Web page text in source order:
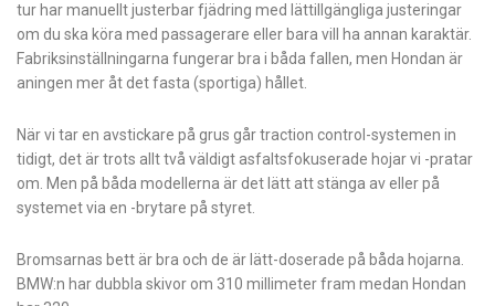
tur har manuellt justerbar fjädring med lättillgängliga justeringar
om du ska köra med passagerare eller bara vill ha annan karaktär.
Fabriksinställningarna fungerar bra i båda fallen, men Hondan är
aningen mer åt det fasta (sportiga) hållet.
När vi tar en avstickare på grus går traction control-systemen in
tidigt, det är trots allt två väldigt asfaltsfokuserade hojar vi -pratar
om. Men på båda modellerna är det lätt att stänga av eller på
systemet via en -brytare på styret.
Bromsarnas bett är bra och de är lätt-doserade på båda hojarna.
BMW:n har dubbla skivor om 310 millimeter fram medan Hondan